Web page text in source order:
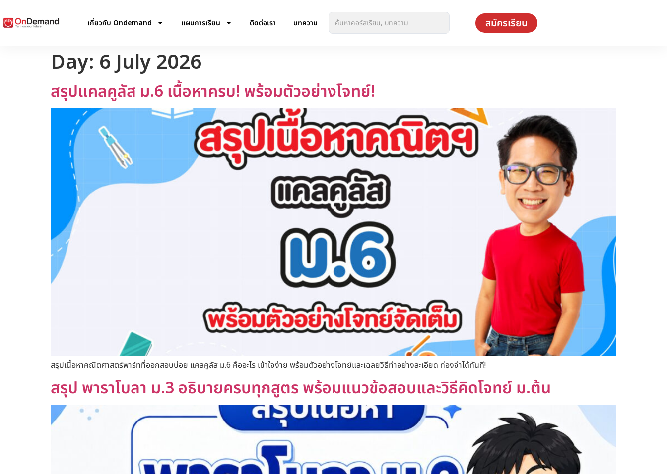
เกี่ยวกับ Ondemand แผนการเรียน ติดต่อเรา บทความ สมัครเรียน
Day: 6 July 2026
สรุปแคลคูลัส ม.6 เนื้อหาครบ! พร้อมตัวอย่างโจทย์!
สรุปเนื้อหาคณิตศาสตร์พาร์ทที่ออกสอบบ่อย แคลคูลัส ม.6 คืออะไร เข้าใจง่าย พร้อมตัวอย่างโจทย์และเฉลยวิธีทำอย่างละเอียด ท่องจำได้ทันที!
สรุป พาราโบลา ม.3 อธิบายครบทุกสูตร พร้อมแนวข้อสอบและวิธีคิดโจทย์ ม.ต้น